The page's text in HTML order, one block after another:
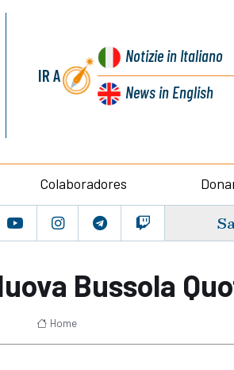
IR A
Notiziein Italiano
News in English
Colaboradores
Bussola
Home